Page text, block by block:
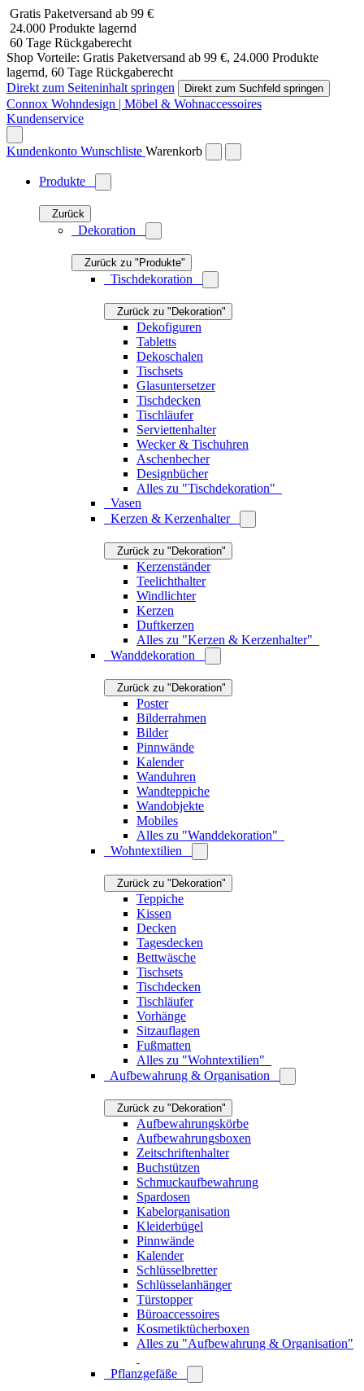
Gratis Paketversand ab 99 €
24.000 Produkte lagernd
60 Tage Rückgaberecht
Shop Vorteile: Gratis Paketversand ab 99 €, 24.000 Produkte
lagernd, 60 Tage Rückgaberecht
Direkt zum Seiteninhalt springen
Direkt zum Suchfeld springen
Connox Wohndesign | Möbel & Wohnaccessoires
Kundenservice
Kundenkonto Wunschliste Warenkorb
Produkte
Zurück
Dekoration
Zurück zu "Produkte"
Tischdekoration
Zurück zu "Dekoration"
Dekofiguren
Tabletts
Dekoschalen
Tischsets
Glasuntersetzer
Tischdecken
Tischläufer
Serviettenhalter
Wecker & Tischuhren
Aschenbecher
Designbücher
Alles zu "Tischdekoration"
Vasen
Kerzen & Kerzenhalter
Zurück zu "Dekoration"
Kerzenständer
Teelichthalter
Windlichter
Kerzen
Duftkerzen
Alles zu "Kerzen & Kerzenhalter"
Wanddekoration
Zurück zu "Dekoration"
Poster
Bilderrahmen
Bilder
Pinnwände
Kalender
Wanduhren
Wandteppiche
Wandobjekte
Mobiles
Alles zu "Wanddekoration"
Wohntextilien
Zurück zu "Dekoration"
Teppiche
Kissen
Decken
Tagesdecken
Bettwäsche
Tischsets
Tischdecken
Tischläufer
Vorhänge
Sitzauflagen
Fußmatten
Alles zu "Wohntextilien"
Aufbewahrung & Organisation
Zurück zu "Dekoration"
Aufbewahrungskörbe
Aufbewahrungsboxen
Zeitschriftenhalter
Buchstützen
Schmuckaufbewahrung
Spardosen
Kabelorganisation
Kleiderbügel
Pinnwände
Kalender
Schlüsselbretter
Schlüsselanhänger
Türstopper
Büroaccessoires
Kosmetiktücherboxen
Alles zu "Aufbewahrung & Organisation"
Pflanzgefäße